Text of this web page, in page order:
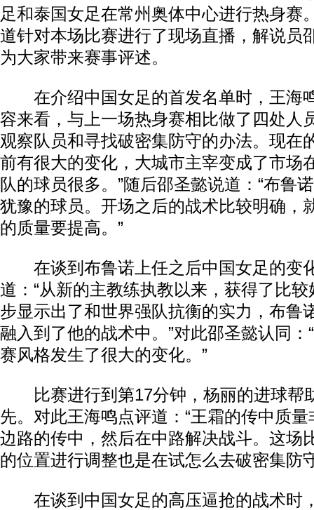
足和泰国女足在常州奥体中心进行热身赛
道针对本场比赛进行了现场直播，解说员
为大家带来赛事评述。
在介绍中国女足的首发名单时，王海
容来看，与上一场热身赛相比做了四处人
观察队员和寻找破密集防守的办法。现在
前有很大的变化，大城市主宰变成了市场
队的球员很多。”随后邵圣懿说道：“布鲁
犹豫的球员。开场之后的战术比较明确，
的质量要提高。”
在谈到布鲁诺上任之后中国女足的变
道：“从新的主教练执教以来，获得了比
步显示出了和世界强队抗衡的实力，布鲁
融入到了他的战术中。”对此邵圣懿认同：
赛风格发生了很大的变化。”
比赛进行到第17分钟，杨丽的进球帮
先。对此王海鸣点评道：“王霜的传中质
边路的传中，然后在中路解决战斗。这场
的位置进行调整也是在试怎么去破密集防
在谈到中国女足的高压逼抢的战术时